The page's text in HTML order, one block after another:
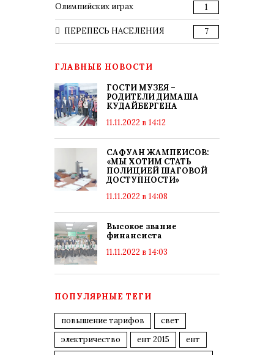
Олимпийских играх
1
ПЕРЕПЕСЬ НАСЕЛЕНИЯ 7
ГЛАВНЫЕ НОВОСТИ
ГОСТИ МУЗЕЯ –
РОДИТЕЛИ ДИМАША
КУДАЙБЕРГЕНА
11.11.2022 в 14:12
САФУАН ЖАМПЕИСОВ:
«МЫ ХОТИМ СТАТЬ
ПОЛИЦИЕЙ ШАГОВОЙ
ДОСТУПНОСТИ»
11.11.2022 в 14:08
Высокое звание
финансиста
11.11.2022 в 14:03
ПОПУЛЯРНЫЕ ТЕГИ
повышение тарифов
свет
электричество
ент 2015
ент